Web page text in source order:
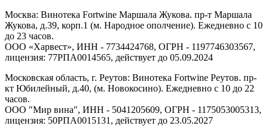
Москва: Винотека Fortwine Маршала Жукова. пр-т Маршала
Жукова, д.39, корп.1 (м. Народное ополчение). Ежедневно с 10
до 23 часов.
ООО «Харвест», ИНН - 7734424768, ОГРН - 1197746303567,
лицензия: 77РПА0014565, действует до 05.09.2024
Московская область, г. Реутов: Винотека Fortwine Реутов. пр-
кт Юбилейный, д.40, (м. Новокосино). Ежедневно с 10 до 22
часов.
ООО "Мир вина", ИНН - 5041205609, ОГРН - 1175053005313,
лицензия: 50РПА0015131, действует до 23.05.2027